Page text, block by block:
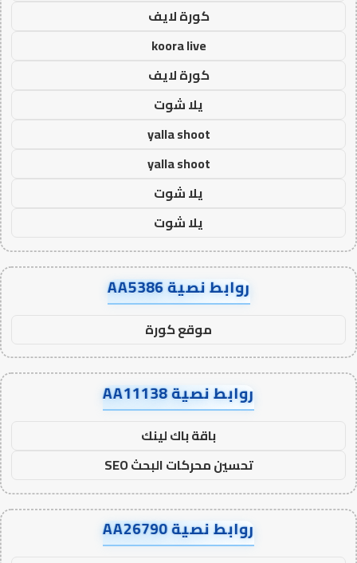
كورة لايف
koora live
كورة لايف
يلا شوت
yalla shoot
yalla shoot
يلا شوت
يلا شوت
روابط نصية AA5386
موقع كورة
روابط نصية AA11138
باقة باك لينك
تحسين محركات البحث SEO
روابط نصية AA26790